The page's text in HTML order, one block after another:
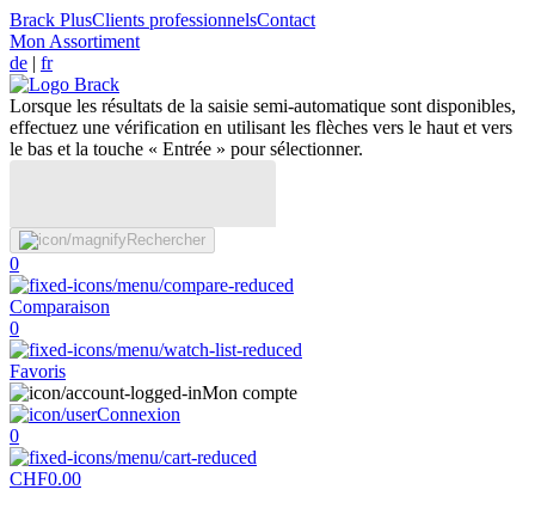
Brack PlusClients professionnelsContact
Mon Assortiment
de | fr
Lorsque les résultats de la saisie semi-automatique sont disponibles,
effectuez une vérification en utilisant les flèches vers le haut et vers
le bas et la touche « Entrée » pour sélectionner.
Rechercher
0
Comparaison
0
Favoris
Mon compte
Connexion
0
CHF0.00